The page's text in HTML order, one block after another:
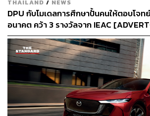
สุขภาพที่ดีที่สุด:Legacy for
THAILAND / NEWS
DPU กับโมเดลการศึกษาปั้นคนให้ตอบโจท
อนาคต คว้า 3 รางวัลจาก IEAC